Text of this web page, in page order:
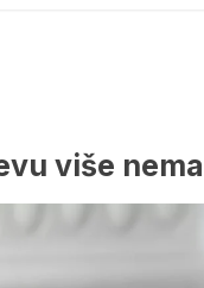
više nema